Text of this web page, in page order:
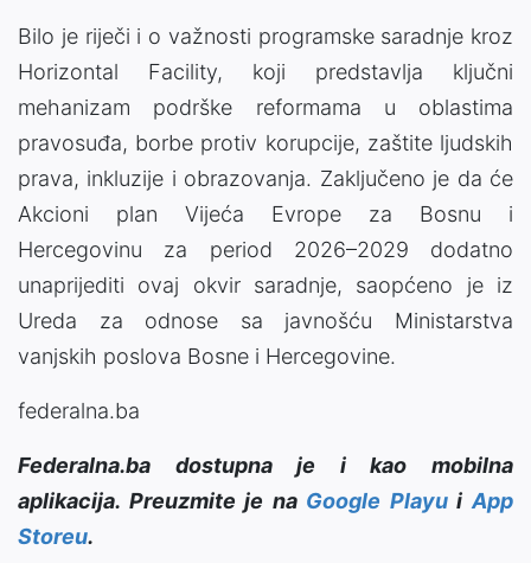
Bilo je riječi i o važnosti programske saradnje kroz
Horizontal Facility, koji predstavlja ključni
mehanizam podrške reformama u oblastima
pravosuđa, borbe protiv korupcije, zaštite ljudskih
prava, inkluzije i obrazovanja. Zaključeno je da će
Akcioni plan Vijeća Evrope za Bosnu i
Hercegovinu za period 2026–2029 dodatno
unaprijediti ovaj okvir saradnje, saopćeno je iz
Ureda za odnose sa javnošću Ministarstva
vanjskih poslova Bosne i Hercegovine.
federalna.ba
Federalna.ba dostupna je i kao mobilna
aplikacija. Preuzmite je na Google PlayuiApp
Storeu.